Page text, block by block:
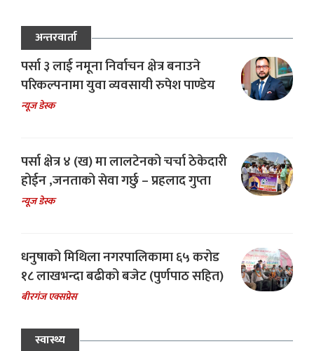
अन्तरवार्ता
पर्सा ३ लाई नमूना निर्वाचन क्षेत्र बनाउने
परिकल्पनामा युवा व्यवसायी रुपेश पाण्डेय
न्यूज डेस्क
पर्सा क्षेत्र ४ (ख) मा लालटेनको चर्चा ठेकेदारी
होईन ,जनताको सेवा गर्छु – प्रहलाद गुप्ता
न्यूज डेस्क
धनुषाको मिथिला नगरपालिकामा ६५ करोड
१८ लाखभन्दा बढीको बजेट (पुर्णपाठ सहित)
बीरगंज एक्सप्रेस
स्वास्थ्य